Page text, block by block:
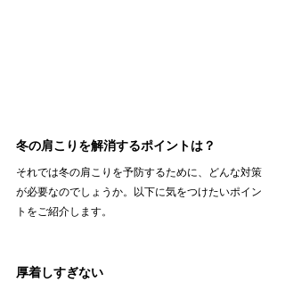
冬の肩こりを解消するポイントは？
それでは冬の肩こりを予防するために、どんな対策
が必要なのでしょうか。以下に気をつけたいポイン
トをご紹介します。
厚着しすぎない